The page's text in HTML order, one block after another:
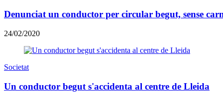
Denunciat un conductor per circular begut, sense
24/02/2020
Societat
Un conductor begut s'accidenta al centre de Lleida